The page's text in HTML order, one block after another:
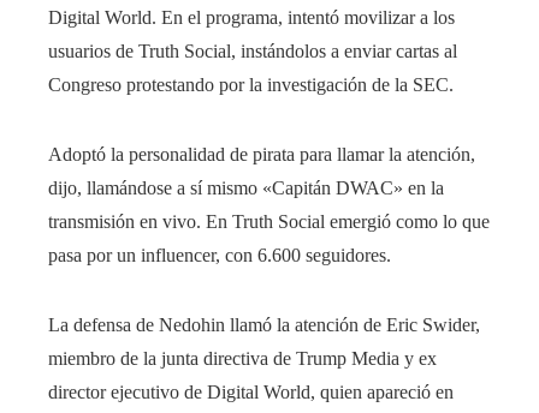
Digital World. En el programa, intentó movilizar a los
usuarios de Truth Social, instándolos a enviar cartas al
Congreso protestando por la investigación de la SEC.
Adoptó la personalidad de pirata para llamar la atención,
dijo, llamándose a sí mismo «Capitán DWAC» en la
transmisión en vivo. En Truth Social emergió como lo que
pasa por un influencer, con 6.600 seguidores.
La defensa de Nedohin llamó la atención de Eric Swider,
miembro de la junta directiva de Trump Media y ex
director ejecutivo de Digital World, quien apareció en